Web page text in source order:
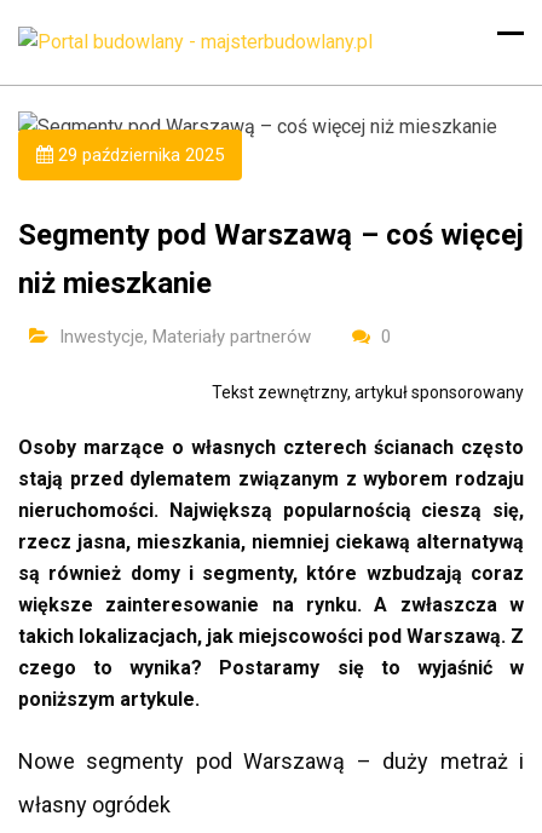
29 października 2025
Segmenty pod Warszawą – coś więcej
niż mieszkanie
Inwestycje,Materiały partnerów 0
Tekst zewnętrzny, artykuł sponsorowany
Osoby marzące o własnych czterech ścianach często
stają przed dylematem związanym z wyborem rodzaju
nieruchomości. Największą popularnością cieszą się,
rzecz jasna, mieszkania, niemniej ciekawą alternatywą
są również domy i segmenty, które wzbudzają coraz
większe zainteresowanie na rynku. A zwłaszcza w
takich lokalizacjach, jak miejscowości pod Warszawą. Z
czego to wynika? Postaramy się to wyjaśnić w
poniższym artykule.
Nowe segmenty pod Warszawą – duży metraż i
własny ogródek